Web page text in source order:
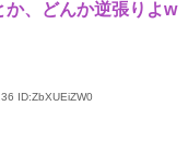
か、どんか逆張りよw
ID:ZbXUEiZW0